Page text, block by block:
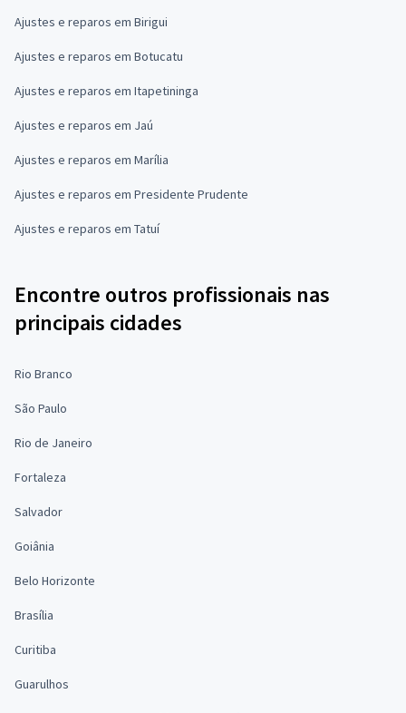
Ajustes e reparos em Birigui
Ajustes e reparos em Botucatu
Ajustes e reparos em Itapetininga
Ajustes e reparos em Jaú
Ajustes e reparos em Marília
Ajustes e reparos em Presidente Prudente
Ajustes e reparos em Tatuí
Encontre outros profissionais nas
principais cidades
Rio Branco
São Paulo
Rio de Janeiro
Fortaleza
Salvador
Goiânia
Belo Horizonte
Brasília
Curitiba
Guarulhos